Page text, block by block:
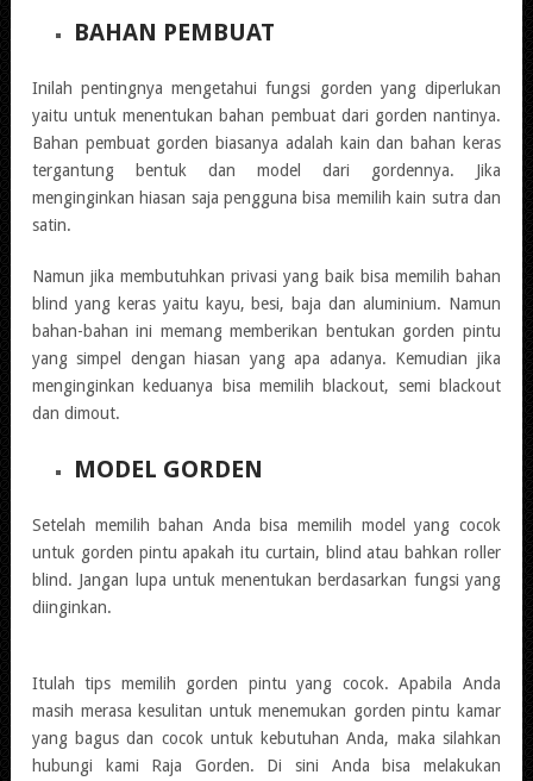
BAHAN PEMBUAT
Inilah pentingnya mengetahui fungsi gorden yang diperlukan
yaitu untuk menentukan bahan pembuat dari gorden nantinya.
Bahan pembuat gorden biasanya adalah kain dan bahan keras
tergantung bentuk dan model dari gordennya. Jika
menginginkan hiasan saja pengguna bisa memilih kain sutra dan
satin.
Namun jika membutuhkan privasi yang baik bisa memilih bahan
blind yang keras yaitu kayu, besi, baja dan aluminium. Namun
bahan-bahan ini memang memberikan bentukan gorden pintu
yang simpel dengan hiasan yang apa adanya. Kemudian jika
menginginkan keduanya bisa memilih blackout, semi blackout
dan dimout.
MODEL GORDEN
Setelah memilih bahan Anda bisa memilih model yang cocok
untuk gorden pintu apakah itu curtain, blind atau bahkan roller
blind. Jangan lupa untuk menentukan berdasarkan fungsi yang
diinginkan.
Itulah tips memilih gorden pintu yang cocok. Apabila Anda
masih merasa kesulitan untuk menemukan gorden pintu kamar
yang bagus dan cocok untuk kebutuhan Anda, maka silahkan
hubungi kami Raja Gorden. Di sini Anda bisa melakukan